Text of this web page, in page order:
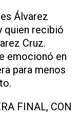
Álvarez
quien recibió
Cruz.
emocionó en
para menos
FINAL, CON